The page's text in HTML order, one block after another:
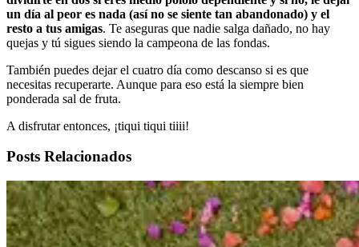
un día al peor es nada (así no se siente tan abandonado) y el
resto a tus amigas. Te aseguras que nadie salga dañado, no hay
quejas y tú sigues siendo la campeona de las fondas.
También puedes dejar el cuatro día como descanso si es que
necesitas recuperarte. Aunque para eso está la siempre bien
ponderada sal de fruta.
A disfrutar entonces, ¡tiqui tiqui tiiii!
Posts Relacionados